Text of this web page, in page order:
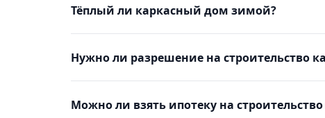
Тёплый ли каркасный дом зимой?
Нужно ли разрешение на строительство
Можно ли взять ипотеку на